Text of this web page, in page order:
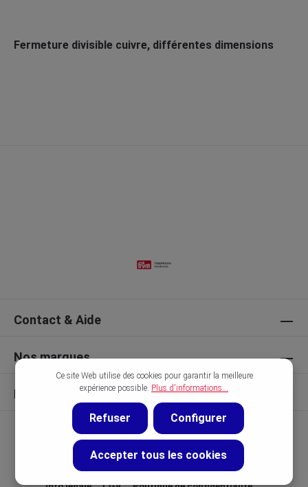
Fermeture divisible cuivre, différentes dimensions
Contact & Aide
Nos marques
Découvrir
Ce site Web utilise des cookies pour garantir la meilleure
expérience possible. Plus d'informations...
Refuser Configurer
Accepter tous les cookies